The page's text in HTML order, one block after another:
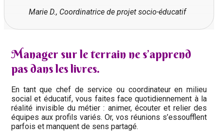
Marie D., Coordinatrice de projet socio-éducatif
Manager sur le terrain ne s’apprend
pas dans les livres.
En tant que chef de service ou coordinateur en milieu
social et éducatif, vous faites face quotidiennement à la
réalité invisible du métier : animer, écouter et relier des
équipes aux profils variés. Or, vos réunions s’essoufflent
parfois et manquent de sens partagé.